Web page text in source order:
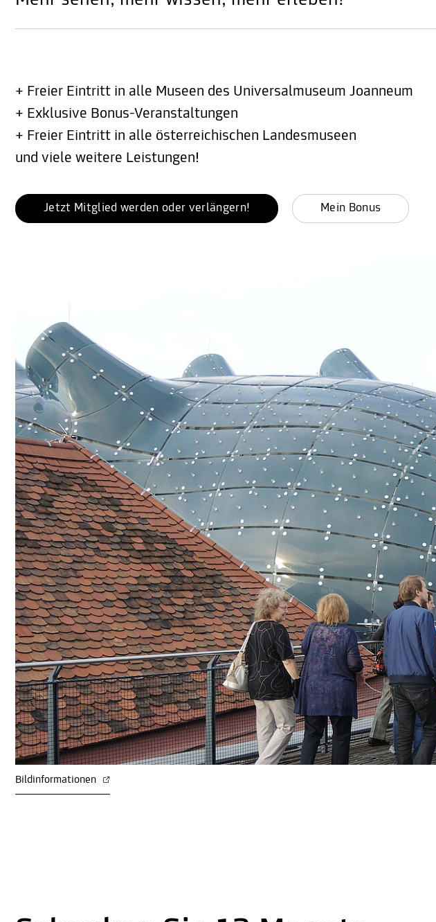
+ Freier Eintritt in alle Museen des Universalmuseum Joanneum
+ Exklusive Bonus-Veranstaltungen
+ Freier Eintritt in alle österreichischen Landesmuseen
und viele weitere Leistungen!
Jetzt Mitglied werden oder verlängern! Mein Bonus
Bildinformationen